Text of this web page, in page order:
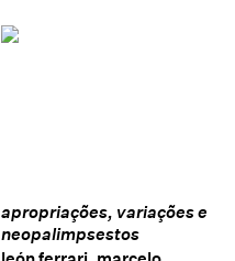
apropriações, variações e
neopalimpsestos